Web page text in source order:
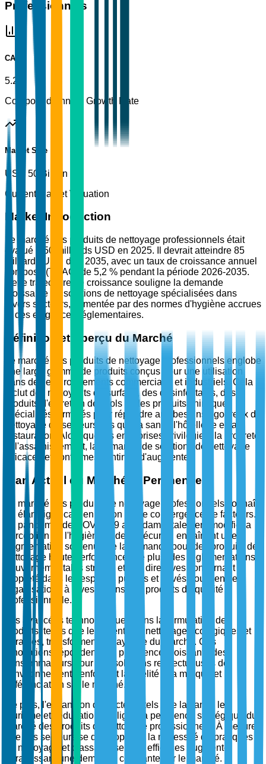
Professionnels
CAGR
5.2%
Compound Annual Growth Rate
Market Size
USD 50 Billion
Current Market Valuation
Market Introduction
Le marché des produits de nettoyage professionnels était
évalué à 50 milliards USD en 2025. Il devrait atteindre 85
milliards USD d'ici 2035, avec un taux de croissance annuel
composé (TCAC) de 5,2 % pendant la période 2026-2035.
Cette trajectoire de croissance souligne la demande
croissante de solutions de nettoyage spécialisées dans
divers secteurs, alimentée par des normes d'hygiène accrues
et des exigences réglementaires.
Définition et Aperçu du Marché
Le marché des produits de nettoyage professionnels englobe
une large gamme de produits conçus pour une utilisation
dans des environnements commerciaux et industriels. Cela
inclut des nettoyants de surface, des désinfectants, des
produits d'entretien des sols et des produits chimiques
spécialisés formulés pour répondre aux besoins rigoureux de
nettoyage de secteurs tels que la santé, l'hôtellerie et la
restauration. Alors que les entreprises privilégient la propreté
et l'assainissement, la demande de solutions de nettoyage
efficaces et conformes continue d'augmenter.
Élan Actuel du Marché et Pertinence
Le marché des produits de nettoyage professionnels connaît
un élan significatif en raison d'une convergence de facteurs.
La pandémie de COVID-19 a fondamentalement modifié la
perception de l'hygiène et de la sécurité, entraînant une
augmentation soutenue de la demande pour des produits de
nettoyage haute performance. De plus, des réglementations
gouvernementales strictes et des directives concernant la
propreté dans les espaces publics et privés poussent les
organisations à investir dans des produits de qualité
professionnelle.
Les avancées technologiques dans la formulation des
produits, telles que les agents de nettoyage écologiques et
durables, transforment le paysage du marché. Ces
innovations répondent à la préférence croissante des
consommateurs pour des solutions respectueuses de
l'environnement, renforçant la fidélité à la marque et la
différenciation sur le marché.
De plus, l'expansion de secteurs tels que la santé, le
tourisme et l'éducation souligne la pertinence stratégique du
marché des produits de nettoyage professionnels. À mesure
que ces secteurs se développent, la nécessité de pratiques
de nettoyage et d'assainissement efficaces augmente,
garantissant une demande constante sur le marché.